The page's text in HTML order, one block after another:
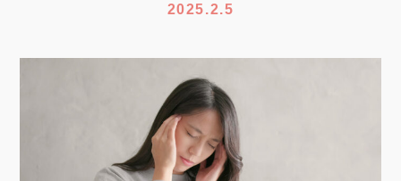
2025.2.5